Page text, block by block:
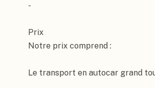
-
Prix
Notre prix comprend :
Le transport en autocar grand